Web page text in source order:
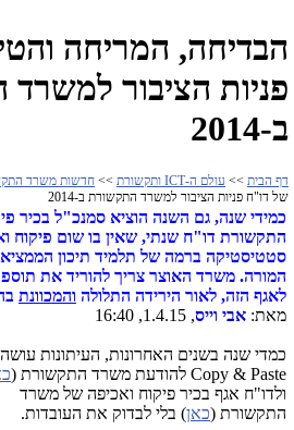
הבדיחה, המריחה
פניות הציבור
ב-2014
דף הבית >> עולם ה-ICT ותקשורת >> חדשות משרד
של דו"ח פניות הציבור למשרד התקשורת ב-2014
כמידי שנה, גם השנה הוציא סמנכ"ל בכיר
התקשורת דו"ח שנתי, שאין בו שום פיקוח
סטטיסטיקה ברמה של תלמיד תיכון הממציא
המורה. משרד האוצר צריך להוריד את
לאגף הזה, לאור הירידה התלולה והמכוונת
מאת: אבי וייס, 1.4.15, 16:40
כמדי שנה בשנים האחרונות, העיתונות עושה
Copy & Paste להודעת משרד התקשורת (
ולדו"ח אגף בכיר פיקוח ואכיפה של משרד
התקשורת (כאן) בלי לבדוק את העובדות.